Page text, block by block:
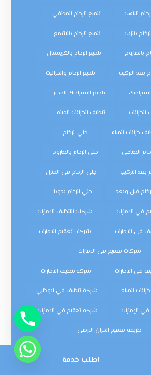
الباهت تلميع الرخام المطفي
بالزيت تلميع الرخام بالشمع
بالصاروخ تلميع الرخام بالكريستال
بعد التركيب تلميع الرخام والجرانيت
تلميع السيراميك المجير
الخزانات تنظيف الخزانات المياه
خزانات المياه جلي الرخام
الصناعي جلي الرخام بالصاروخ
بعد التركيب جلي الرخام في المنزل
قبل وبعد جلي الرخام يدويا
في الامارات شركات التنظيف الامارات
في الامارات شركات تعقيم الامارات
شركات تعقيم في الامارات
في الامارات شركة تنظيف الامارات
المياه شركة تنظيف في ابوظبي
الإمارات شركه تعقيم في الامارات
طريقة تعقيم الخزان الارضي
اطلب خدمة